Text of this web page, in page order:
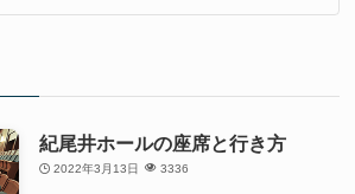
紀尾井ホールの座席と行き方
2022年3月13日 3336